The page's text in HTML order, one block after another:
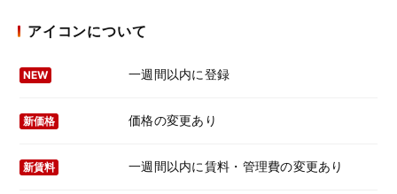
アイコンについて
NEW 一週間以内に登録
新価格 価格の変更あり
新賃料 一週間以内に賃料・管理費の変更あり